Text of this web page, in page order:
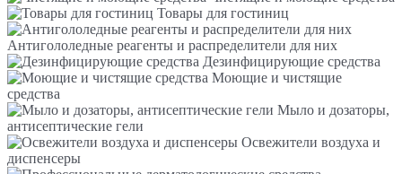
Товары для гостиниц
Антигололедные реагенты и распределители для них
Дезинфицирующие средства
Моющие и чистящие
средства
Мыло и дозаторы,
антисептические гели
Освежители воздуха и
диспенсеры